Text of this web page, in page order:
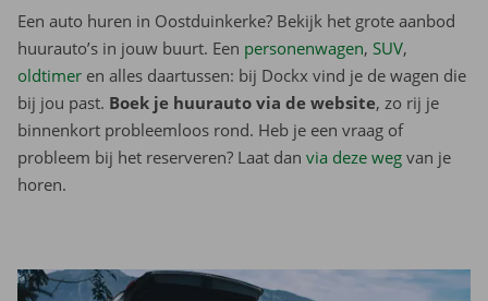
Een auto huren in Oostduinkerke? Bekijk het grote aanbod
huurauto’s in jouw buurt. Een personenwagen, SUV,
oldtimer en alles daartussen: bij Dockx vind je de wagen die
bij jou past. Boek je huurauto via de website, zo rij je
binnenkort probleemloos rond. Heb je een vraag of
probleem bij het reserveren? Laat dan via deze weg van je
horen.